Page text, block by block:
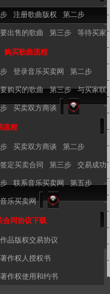
注册歌曲版权 第二步
出售的歌曲 第三步 等待买家
购买歌曲流程
登录音乐买卖网 第二步
购买的歌曲 第三步 与买家联系
买卖双方商谈
流程
买卖双方商谈 第二步
定买卖合同 第三步 交易成功
联系音乐买卖网 第五步
乐买卖网
合同协议下载
品版权交易协议
作权人授权书
作权使用和约书